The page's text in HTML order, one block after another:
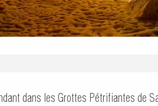
dans les Grottes Pétrifiantes de